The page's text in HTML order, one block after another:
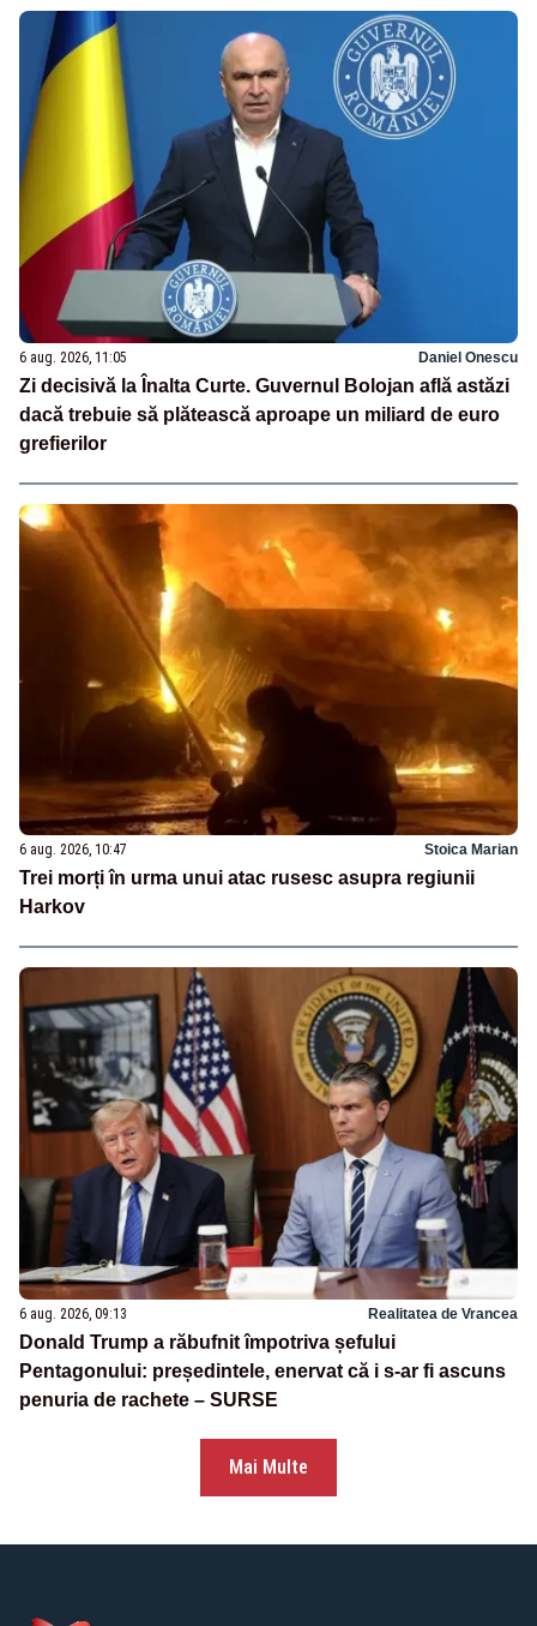
6 aug. 2026, 11:05 Daniel Onescu
Zi decisivă la Înalta Curte. Guvernul Bolojan află astăzi
dacă trebuie să plătească aproape un miliard de euro
grefierilor
6 aug. 2026, 10:47 Stoica Marian
Trei morți în urma unui atac rusesc asupra regiunii
Harkov
6 aug. 2026, 09:13 Realitatea de Vrancea
Donald Trump a răbufnit împotriva șefului
Pentagonului: președintele, enervat că i s-ar fi ascuns
penuria de rachete – SURSE
Mai Multe